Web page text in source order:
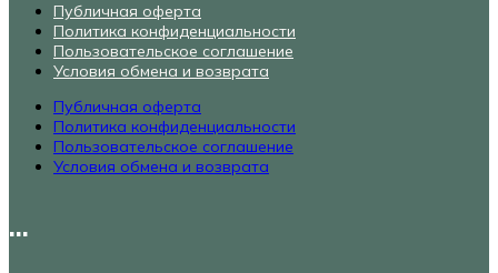
Публичная оферта
Политика конфиденциальности
Пользовательское соглашение
Условия обмена и возврата
Публичная оферта
Политика конфиденциальности
Пользовательское соглашение
Условия обмена и возврата
...